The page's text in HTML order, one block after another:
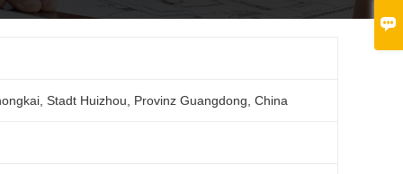

Stadt Huizhou, Provinz Guangdong, China